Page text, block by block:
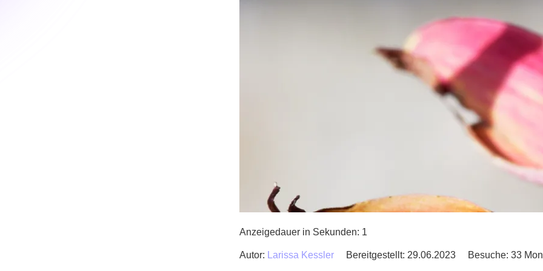
Anzeigedauer in Sekunden: 1
Autor: Larissa Kessler Bereitgestellt: 29.06.2023 Besuche: 33